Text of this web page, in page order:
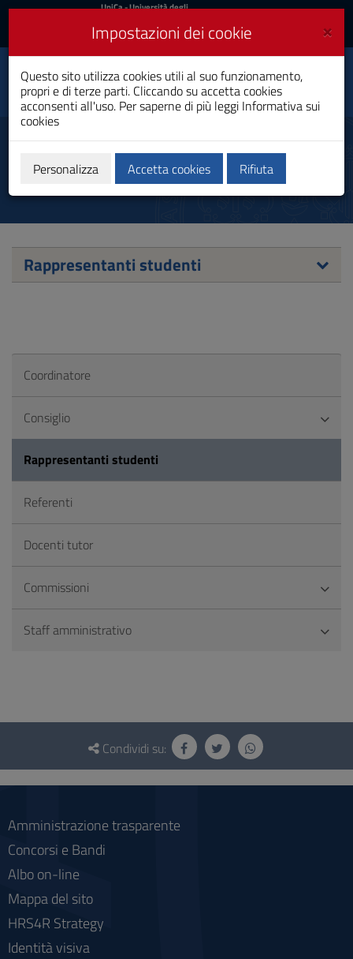
Vai
al
navigazione
sito
Vai
Footer
UniCa
Accedi
UniCa- Università degli
Accedi UniCA News
Toggle
navigation
Scienze Infermieristiche
e Ostetriche
Laurea Magistrale
Rappresentanti studenti
Rappresentanti studenti
Coordinatore
Consiglio
Rappresentanti studenti
Referenti
Docenti tutor
Commissioni
Staff amministrativo
Questionario
social
Condividi su:
Amministrazione trasparente
Concorsi e Bandi
Albo on-line
Mappa del sito
HRS4R Strategy
Identità visiva
×
Impostazioni dei cookie
Questo sito utilizza cookies utili al suo funzionamento,
propri e di terze parti. Cliccando su accetta cookies
acconsenti all'uso. Per saperne di più leggi Informativa sui
cookies
Personalizza Accetta cookies Rifiuta